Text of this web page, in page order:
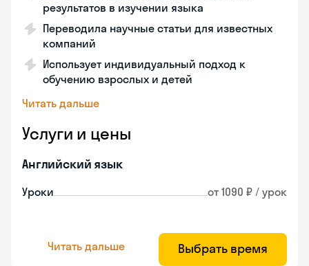
результатов в изучении языка
Переводила научные статьи для известных
компаний
Использует индивидуальный подход к
обучению взрослых и детей
Читать дальше
Услуги и цены
Английский язык
Уроки от 1090 ₽ / урок
Читать дальше Выбрать время